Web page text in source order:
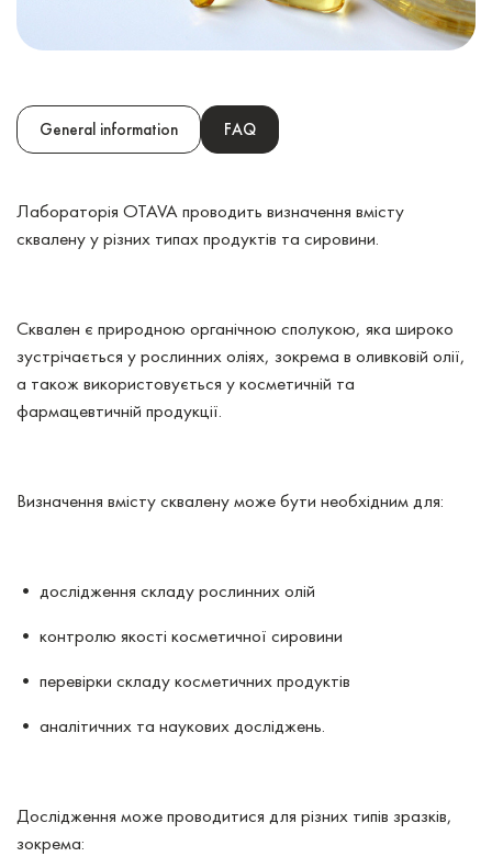
General information FAQ
Лабораторія OTAVA проводить визначення вмісту
сквалену у різних типах продуктів та сировини.
Сквален є природною органічною сполукою, яка широко
зустрічається у рослинних оліях, зокрема в оливковій олії,
а також використовується у косметичній та
фармацевтичній продукції.
Визначення вмісту сквалену може бути необхідним для:
• дослідження складу рослинних олій
• контролю якості косметичної сировини
• перевірки складу косметичних продуктів
• аналітичних та наукових досліджень.
Дослідження може проводитися для різних типів зразків,
зокрема: